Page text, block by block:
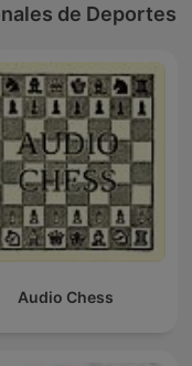
de Deportes
Audio Chess